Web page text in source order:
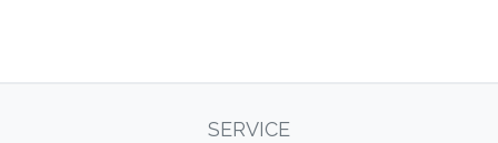
SERVICE